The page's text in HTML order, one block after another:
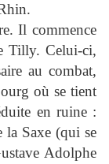
Il commence
Tilly. Celui-ci,
au combat,
où se tient
en ruine :
la Saxe (qui se
Adolphe